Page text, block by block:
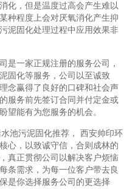
化，但是温度过高会产生难以
种程度上会对厌氧消化产生抑
泥固化处理过程中应用效果非
是一家正规注册的服务公司，
固化等服务，公司以至诚致
念赢得了良好的口碑和社会声
服务前先签订合同并付定金或
望能有为您服务的机会。
池污泥固化推荐， 西安帅印环
心，以致诚守信，合则成林的
真正贯彻公司以解决客户烦恼
条需求，为每一位客户带去良
是你选择服务公司的更选择